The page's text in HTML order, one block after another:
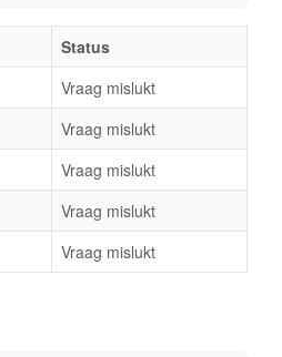
Status
Vraag mislukt
Vraag mislukt
Vraag mislukt
Vraag mislukt
Vraag mislukt